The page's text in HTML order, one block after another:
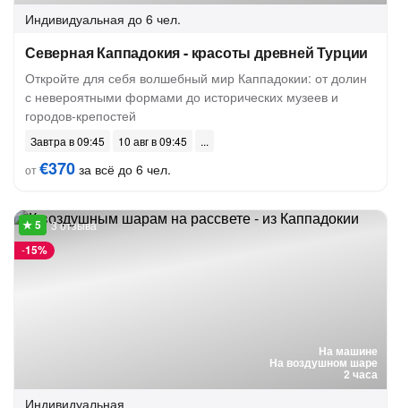
Индивидуальная до 6 чел.
Северная Каппадокия - красоты древней Турции
Откройте для себя волшебный мир Каппадокии: от долин
с невероятными формами до исторических музеев и
городов-крепостей
Завтра в 09:45
10 авг в 09:45
от€370 за всё до 6 чел.
На машине
На воздушном шаре
2 часа
-15%
3 отзыва
Индивидуальная